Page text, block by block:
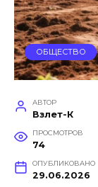
ОБЩЕСТВО
АВТОР
Взлет-К
ПРОСМОТРОВ
74
ОПУБЛИКОВАНО
29.06.2026